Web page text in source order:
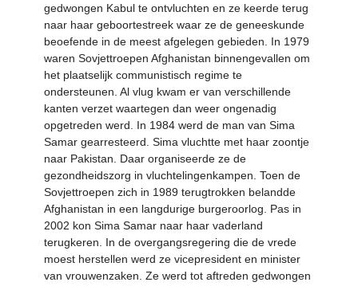
gedwongen Kabul te ontvluchten en ze keerde terug
naar haar geboortestreek waar ze de geneeskunde
beoefende in de meest afgelegen gebieden. In 1979
waren Sovjettroepen Afghanistan binnengevallen om
het plaatselijk communistisch regime te
ondersteunen. Al vlug kwam er van verschillende
kanten verzet waartegen dan weer ongenadig
opgetreden werd. In 1984 werd de man van Sima
Samar gearresteerd. Sima vluchtte met haar zoontje
naar Pakistan. Daar organiseerde ze de
gezondheidszorg in vluchtelingenkampen. Toen de
Sovjettroepen zich in 1989 terugtrokken belandde
Afghanistan in een langdurige burgeroorlog. Pas in
2002 kon Sima Samar naar haar vaderland
terugkeren. In de overgangsregering die de vrede
moest herstellen werd ze vicepresident en minister
van vrouwenzaken. Ze werd tot aftreden gedwongen